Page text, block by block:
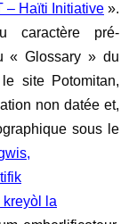
– Haïti Initiative ».
caractère pré-
« Glossary » du
site Potomitan,
non datée et,
sous le
la